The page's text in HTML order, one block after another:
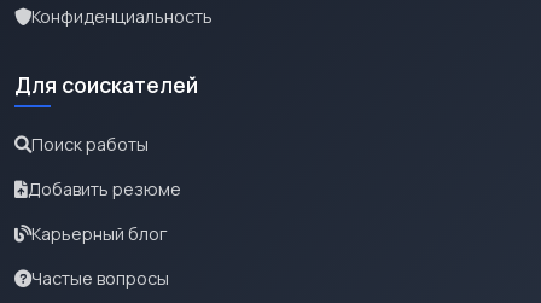
Конфиденциальность
Для соискателей
Поиск работы
Добавить резюме
Карьерный блог
Частые вопросы